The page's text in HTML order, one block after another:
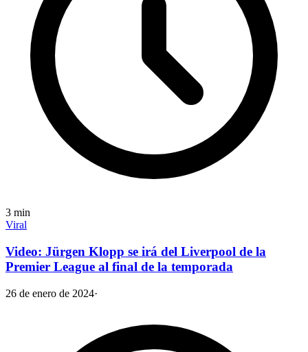
3 min
Viral
Video: Jürgen Klopp se irá del Liverpool de la
Premier League al final de la temporada
26 de enero de 2024·